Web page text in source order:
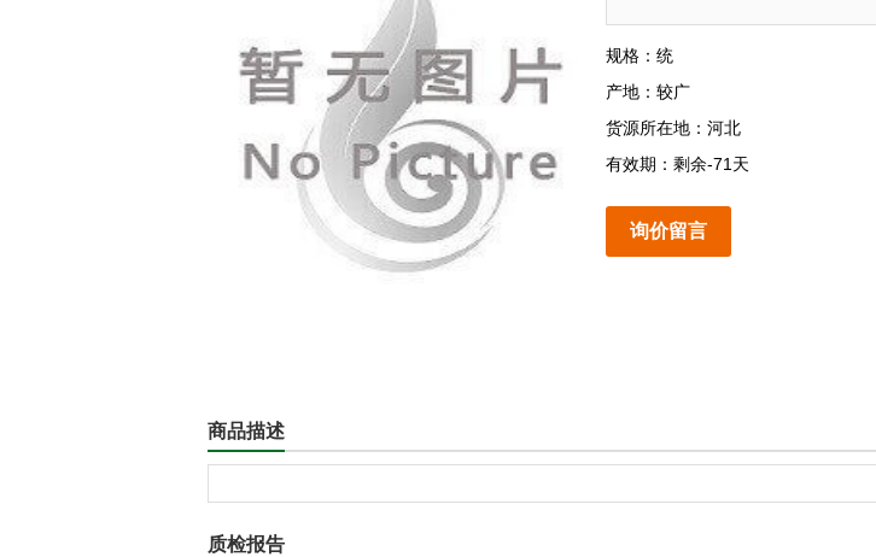
规格：统
产地：较广
货源所在地：河北
有效期：剩余-71天
询价留言
商品描述
质检报告